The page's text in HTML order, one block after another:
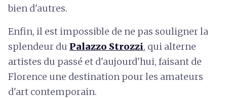
bien d'autres.
Enfin, il est impossible de ne pas souligner la
splendeur du Palazzo Strozzi, qui alterne
artistes du passé et d'aujourd'hui, faisant de
Florence une destination pour les amateurs
d'art contemporain.